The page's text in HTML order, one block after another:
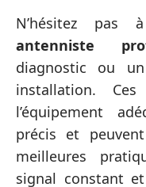
N’hésitez
antenniste
diagnostic ou
installation.
l’équipement
précis et
meilleures
signal constant